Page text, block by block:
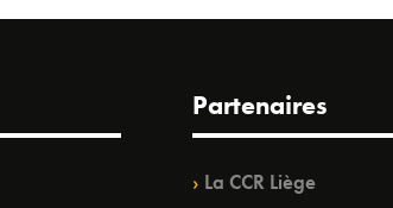
Partenaires
La CCR Liège